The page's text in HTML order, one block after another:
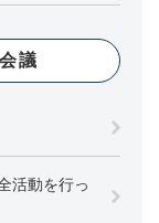
議
活動を行っ